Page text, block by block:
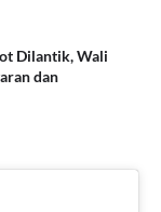
Dilantik, Wali
dan